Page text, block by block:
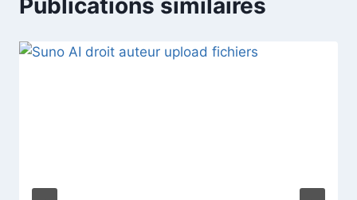
Publications similaires